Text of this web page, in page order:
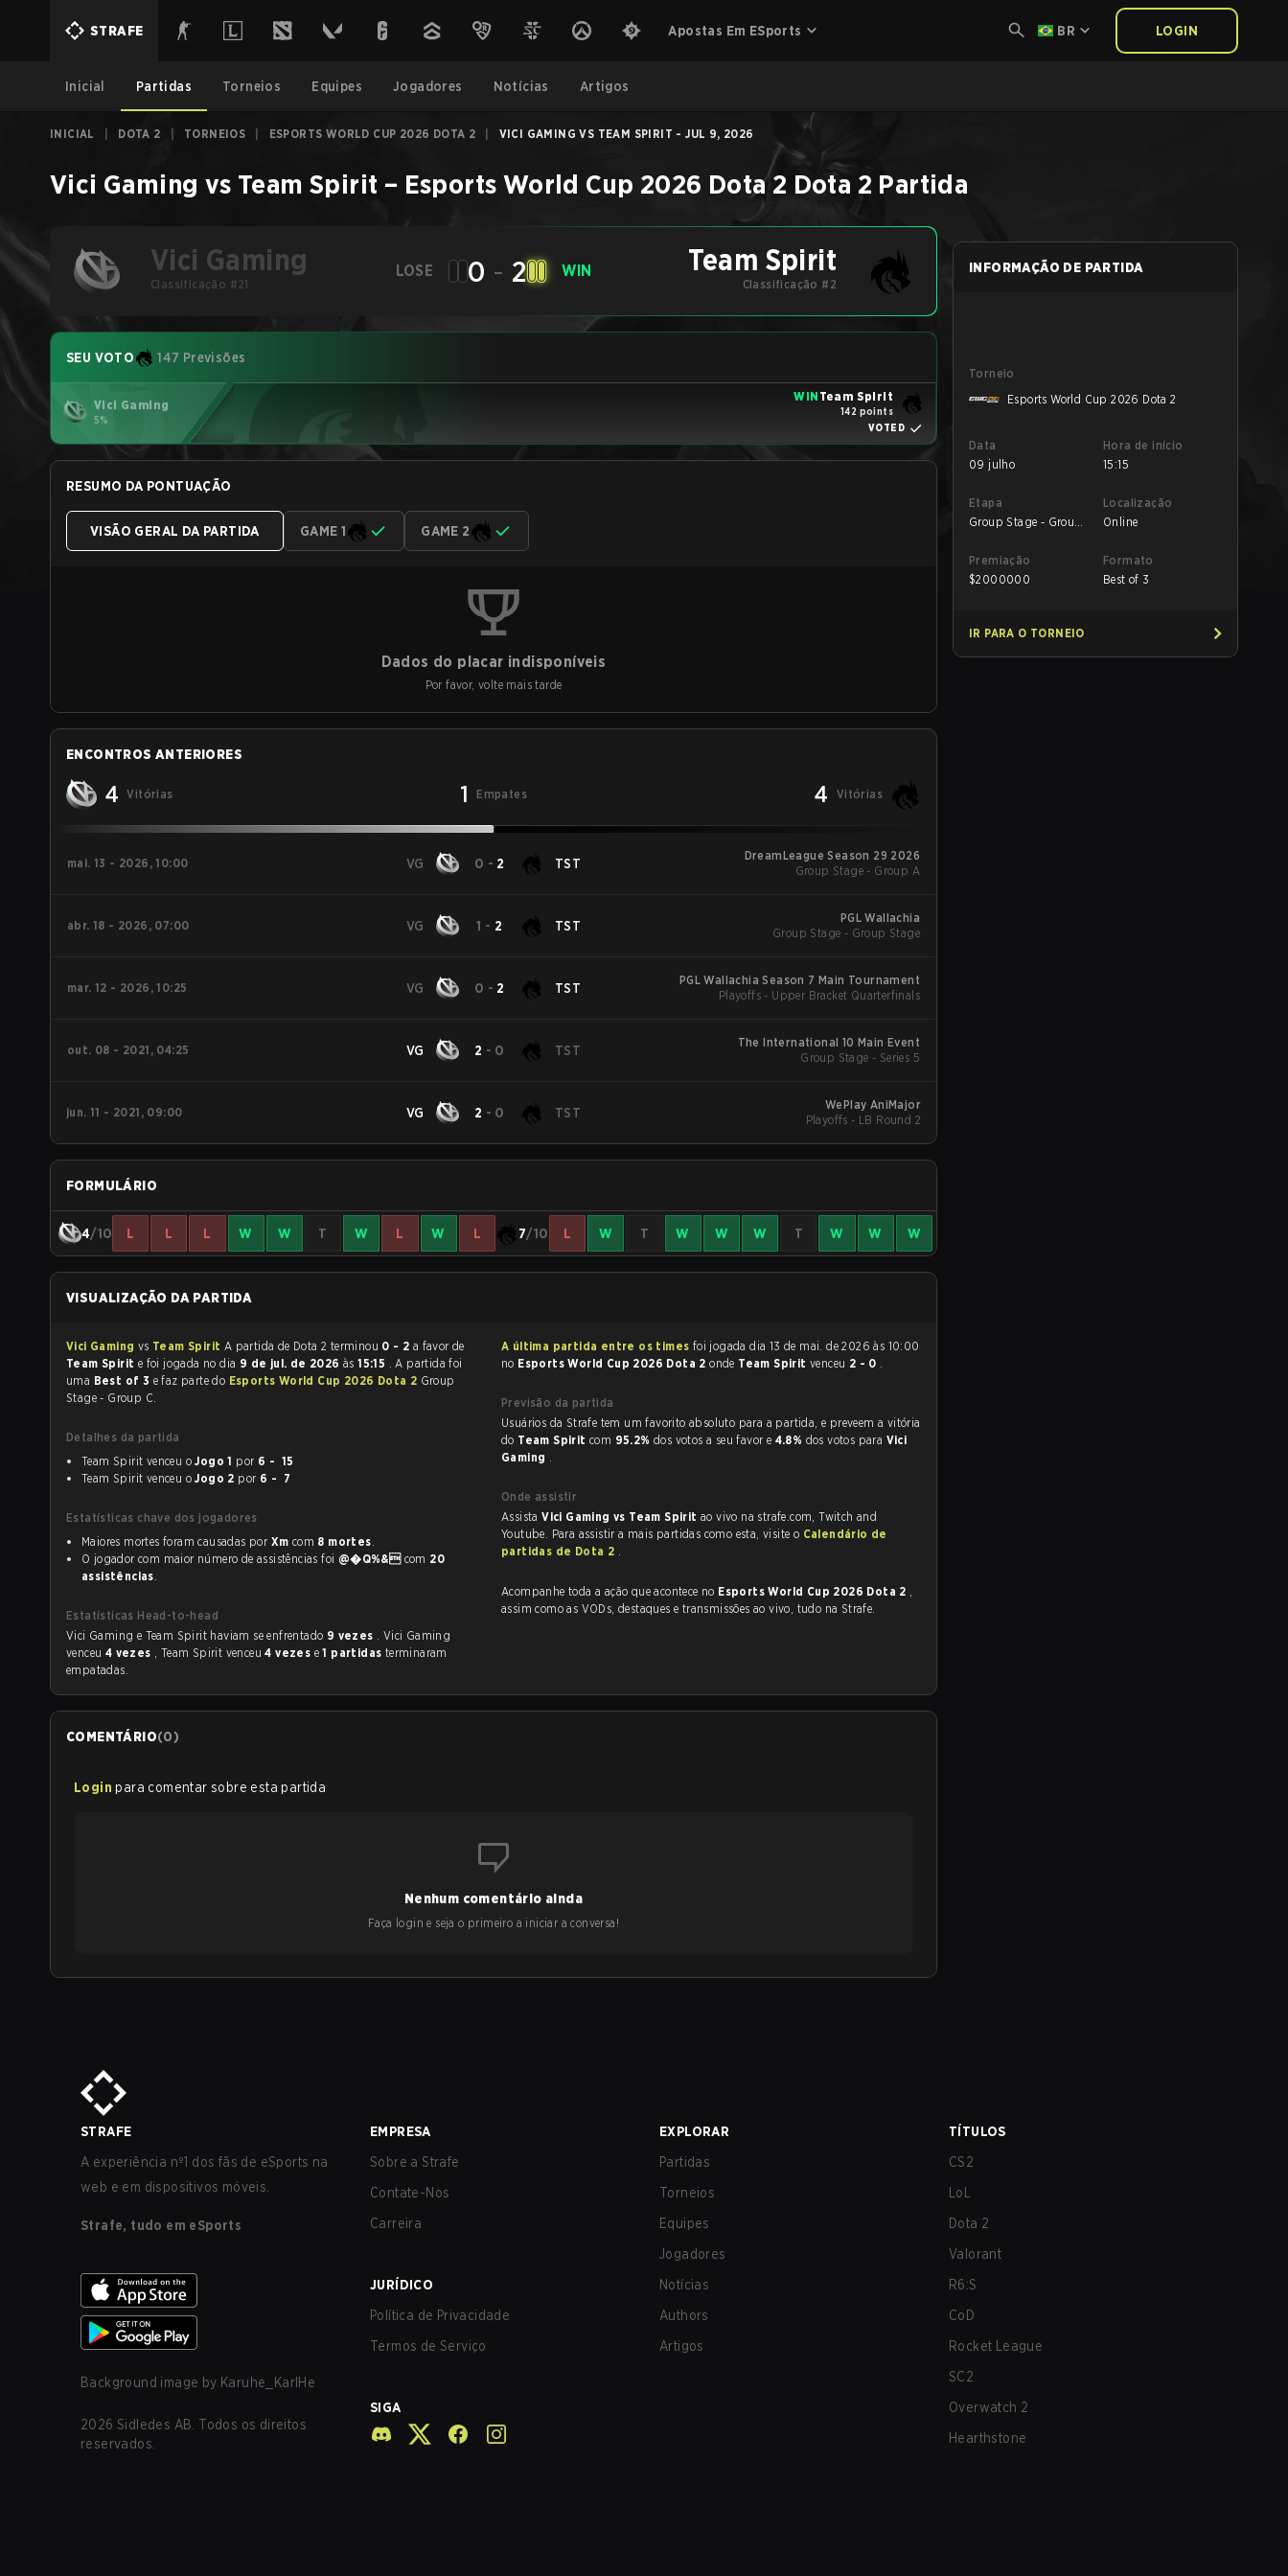
STRAFE Apostas Em ESports BR LOGIN
Inicial Partidas Torneios Equipes Jogadores Notícias Artigos
INICIAL DOTA 2 TORNEIOS ESPORTS WORLD CUP 2026 DOTA 2 VICI GAMING VS TEAM SPIRIT - JUL 9, 2026
Vici Gaming vs Team Spirit – Esports World Cup 2026 Dota 2 Dota 2 Partida
Vici Gaming
Classificação #21
LOSE 0 - 2 WIN Team Spirit
Classificação #2
SEU VOTO 147 Previsões
Vici Gaming
5%
WIN Team Spirit
142 points
VOTED
RESUMO DA PONTUAÇÃO
VISÃO GERAL DA PARTIDA GAME 1 GAME 2
Dados do placar indisponíveis
Por favor, volte mais tarde
ENCONTROS ANTERIORES
4 Vitórias 1 Empates 4 Vitórias
mai. 13 - 2026, 10:00 VG 0 - 2 TST
DreamLeague Season 29 2026
Group Stage - Group A
abr. 18 - 2026, 07:00 VG 1 - 2 TST
PGL Wallachia
Group Stage - Group Stage
mar. 12 - 2026, 10:25 VG 0 - 2 TST
PGL Wallachia Season 7 Main Tournament
Playoffs - Upper Bracket Quarterfinals
out. 08 - 2021, 04:25 VG 2 - 0 TST
The International 10 Main Event
Group Stage - Series 5
jun. 11 - 2021, 09:00 VG 2 - 0 TST
WePlay AniMajor
Playoffs - LB Round 2
FORMULÁRIO
4/10 L L L W W T W L W L 7/10 L W T W W W T W W W
VISUALIZAÇÃO DA PARTIDA
Vici Gaming vs Team Spirit A partida de Dota 2 terminou 0 - 2 a favor de
Team Spirit
e foi jogada no dia 9 de jul. de 2026 às15:15 . A partida foi
uma Best of 3 e faz parte do Esports World Cup 2026 Dota 2 Group
Stage - Group C.
Detalhes da partida
Team Spirit venceu oJogo 1 por
6 - 15
Team Spirit venceu oJogo 2 por 6 - 7
Estatísticas chave dos jogadores
Maiores mortes foram causadas por Xm com 8 mortes.
O jogador com maior número de assistências foi @�Q%&com 20
assistências.
Estatísticas Head-to-head
Vici Gaming e Team Spirit haviam se enfrentado 9 vezes . Vici Gaming
venceu 4 vezes , Team Spirit venceu4 vezes e1 partidas terminaram
empatadas.
A última partida entre os times
no Esports World Cup 2026 Dota 2onde Team Spirit venceu 2 - 0 .
Previsão da partida
Usuários da Strafe tem um favorito absoluto para a partida, e preveem a vitória
do Team Spirit com 95.2% dos votos a seu favor e 4.8% dos votos para Vici
Gaming .
Onde assistir
AssistaVici Gaming vs Team Spirit ao vivo na strafe.com, Twitch and
Youtube. Para assistir a mais partidas como esta, visite o Calendário de
partidas de Dota 2 .
Acompanhe toda a ação que acontece no Esports World Cup 2026 Dota 2 ,
assim como as VODs, destaques e transmissões ao vivo, tudo na Strafe.
COMENTÁRIO(0)
Login para comentar sobre esta partida
Nenhum comentário ainda
Faça login e seja o primeiro a iniciar a conversa!
INFORMAÇÃO DE PARTIDA
Torneio
Esports World Cup 2026 Dota 2
Data
09 julho
Hora de início
15:15
Etapa
Group Stage - Group
Localização
Online
Premiação
$2000000
Formato
Best of 3
IR PARA O TORNEIO
STRAFE
A experiência nº1 dos fãs de eSports na
web e em dispositivos móveis.
Strafe, tudo em eSports
Background image by Karuhe_KarlHe
2026 Sidledes AB. Todos os direitos
reservados.
EMPRESA
Sobre a Strafe
Contate-Nos
Carreira
JURÍDICO
Política de Privacidade
Termos de Serviço
SIGA
EXPLORAR
Partidas
Torneios
Equipes
Jogadores
Notícias
Authors
Artigos
TÍTULOS
CS2
LoL
Dota 2
Valorant
R6:S
CoD
Rocket League
SC2
Overwatch 2
Hearthstone